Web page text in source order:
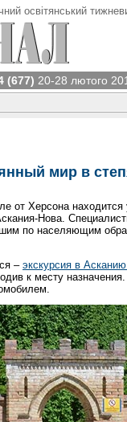
освітянський
(677) 20-28 лютого
мир в
от Херсона
Нова.
по населяющим
–экскурсия в
к месту